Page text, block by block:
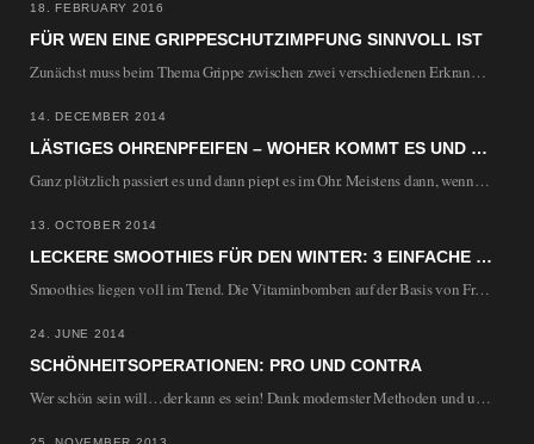
18. FEBRUARY 2016
FÜR WEN EINE GRIPPESCHUTZIMPFUNG SINNVOLL IST
Zunächst muss beim Thema Grippe zwischen zwei verschiedenen Erkrankungen unterschieden werden. Sowohl die harmlosere Erkältung…
14. DECEMBER 2014
LÄSTIGES OHRENPFEIFEN – WOHER KOMMT ES UND WIE WIRD MAN ES WIEDER LOS?
Ganz plötzlich passiert es und dann piept es im Ohr. Meistens dann, wenn man es…
13. OCTOBER 2014
LECKERE SMOOTHIES FÜR DEN WINTER: 3 EINFACHE REZEPTE
Smoothies liegen voll im Trend. Die Vitaminbomben auf der Basis von Früchten, Gemüse und Kräutern…
24. JUNE 2014
SCHÖNHEITSOPERATIONEN: PRO UND CONTRA
Wer schön sein will…der kann es sein! Dank modernster Methoden und umfassender Aufklärung durch die…